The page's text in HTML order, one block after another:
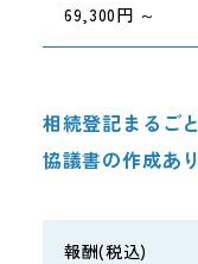
69,300円 ～
相続登記まるご
協議書の作成あり
報酬(税込)